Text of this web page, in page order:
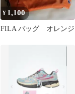
¥ 1,100
FILA バッグ オレンジ